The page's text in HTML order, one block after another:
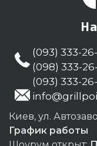
(093) 333-
(098) 333-
(093) 333-
Киев, ул.
График работы